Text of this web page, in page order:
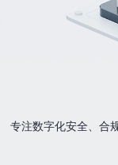
专注数字化安全、合